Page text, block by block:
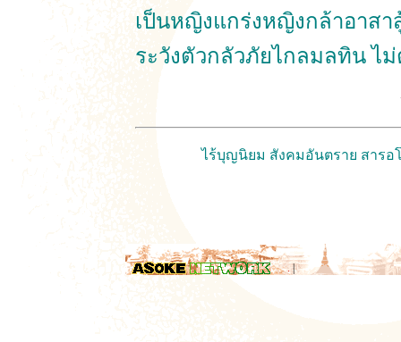
เป็นหญิงแกร่งหญิงกล้าอาส
ระวังตัวกลัวภัยไกลมลทิน ไ
ไร้บุญนิยม สังคมอันตราย สาร
.|